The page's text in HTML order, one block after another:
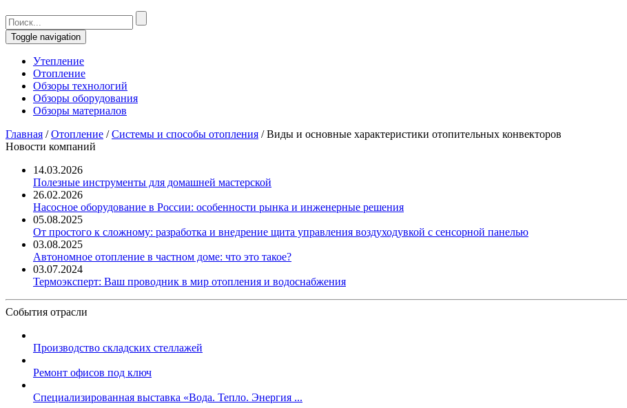
Toggle navigation
Утепление
Отопление
Обзоры технологий
Обзоры оборудования
Обзоры материалов
Главная /Отопление /Системы и способы отопления /Виды и основные характеристики отопительных конвекторов
Новости компаний
14.03.2026
Полезные инструменты для домашней мастерской
26.02.2026
Насосное оборудование в России: особенности рынка и инженерные решения
05.08.2025
От простого к сложному: разработка и внедрение щита управления воздуходувкой с сенсорной панелью
03.08.2025
Автономное отопление в частном доме: что это такое?
03.07.2024
Термоэксперт: Ваш проводник в мир отопления и водоснабжения
События отрасли
Производство складских стеллажей
Ремонт офисов под ключ
Специализированная выставка «Вода. Тепло. Энергия ...